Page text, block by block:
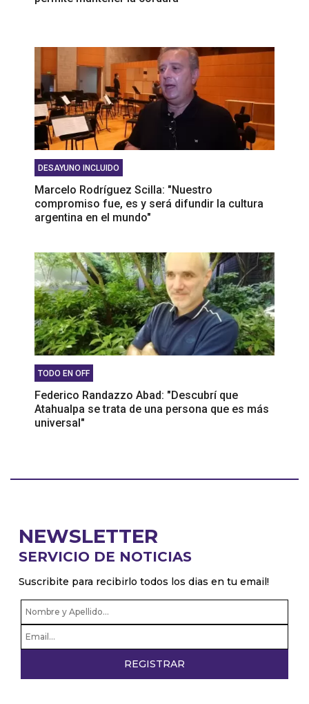
DESAYUNO INCLUIDO
Marcelo Rodríguez Scilla: "Nuestro
compromiso fue, es y será difundir la cultura
argentina en el mundo"
TODO EN OFF
Federico Randazzo Abad: "Descubrí que
Atahualpa se trata de una persona que es más
universal"
NEWSLETTER
SERVICIO DE NOTICIAS
Suscribite para recibirlo todos los dias en tu email!